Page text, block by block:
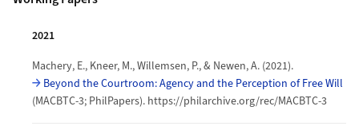
2021
Machery, E., Kneer, M., Willemsen, P., & Newen, A. (2021).
Beyond the Courtroom: Agency and the Perception of Free Will
(MACBTC-3; PhilPapers). https://philarchive.org/rec/MACBTC-3